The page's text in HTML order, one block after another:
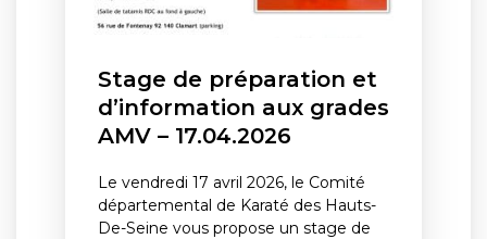
Stage de préparation et
d’information aux grades
AMV – 17.04.2026
Le vendredi 17 avril 2026, le Comité
départemental de Karaté des Hauts-
De-Seine vous propose un stage de